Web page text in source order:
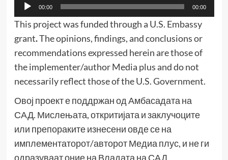
Аудио
плејер
00:00 00:00
This project was funded through a U.S. Embassy
grant.The opinions, findings, and conclusions or
recommendations expressed herein are those of
the implementer/author Media plus and do not
necessarily reflect those of the U.S. Government.
Овој проект е поддржан од Амбасадата на
САД. Мислењата, откритијата и заклучоците
или препораките изнесени овде се на
имплементаторот/авторот Медиа плус, и не ги
одразуваат оние на Владата на САД.